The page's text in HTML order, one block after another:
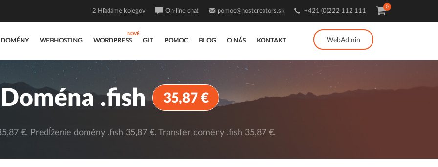
DOMÉNY WEBHOSTING WORDPRESS GIT POMOC BLOG O NÁS KONTAKT WebAdmin
2 Hľadáme kolegov On-line chat pomoc@hostcreators.sk +421 (0)222 112 111
0
Doména .fish 35,87 €
€. Predĺženie domény .fish 35,87 €. Transfer domény .fish 35,87 €.